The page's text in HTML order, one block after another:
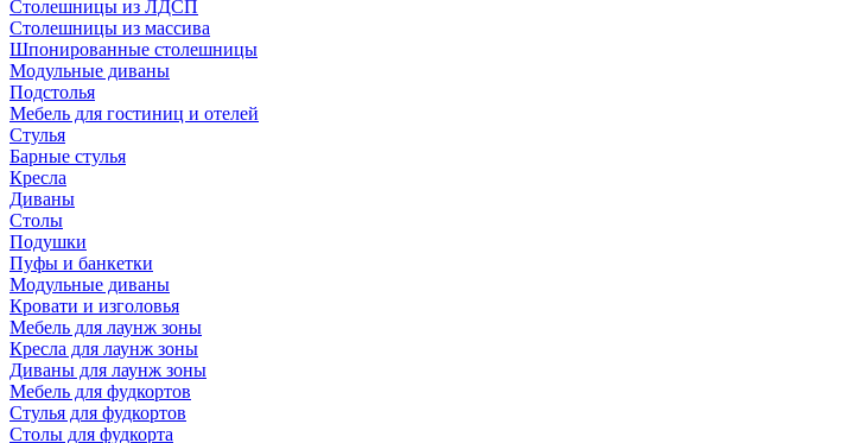
Столешницы из ЛДСП
Столешницы из массива
Шпонированные столешницы
Модульные диваны
Подстолья
Мебель для гостиниц и отелей
Стулья
Барные стулья
Кресла
Диваны
Столы
Подушки
Пуфы и банкетки
Модульные диваны
Кровати и изголовья
Мебель для лаунж зоны
Кресла для лаунж зоны
Диваны для лаунж зоны
Мебель для фудкортов
Стулья для фудкортов
Столы для фудкорта